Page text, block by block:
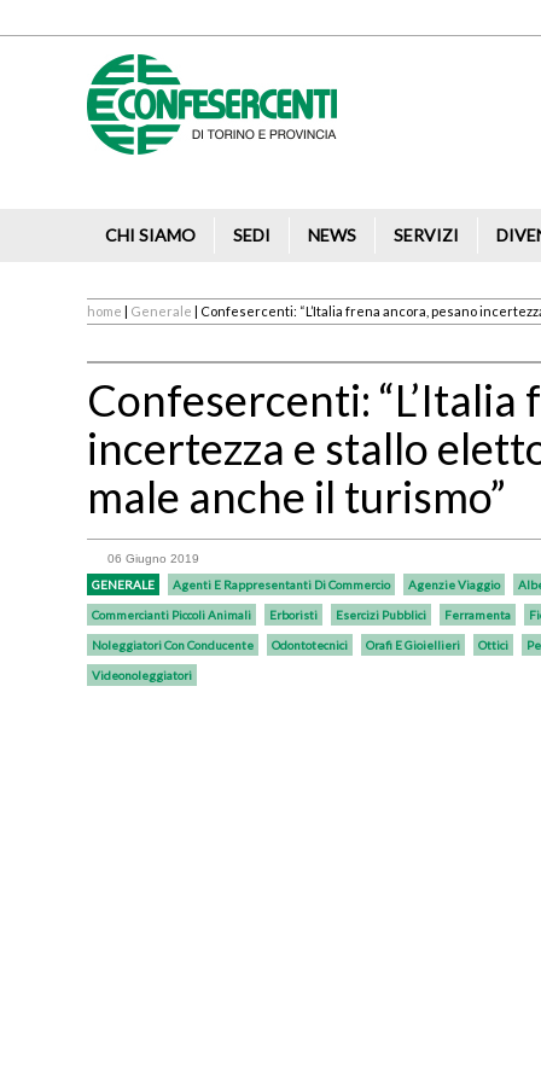
CHI SIAMO SEDI NEWS SERVIZI
home | Generale | Confesercenti: “L’Italia frena ancora, pesano
Confesercenti:
incertezza e stallo
male anche il turismo”
06 Giugno 2019
GENERALE Agenti E Rappresentanti Di Commercio Agenzie Viaggio
Commercianti Piccoli Animali Erboristi Esercizi Pubblici Ferramenta
Noleggiatori Con Conducente Odontotecnici Orafi E Gioiellieri Ottici
Videonoleggiatori